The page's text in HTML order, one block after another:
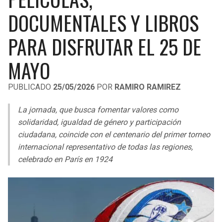
LIGA DE EXPANSIÓN MX
LEAGUES CUP
UEFA EUROPA LEAGUE
UEFA CONFERENCE LEAGUE
MLS
COPA LIBERTADORES
LIGA BETPLAY
RAIDERS
CHARGERS
RAVENS
TEXANS
CAVALIERS
PISTONS
PACERS
HEAT
DOCUMENTALES Y LIBROS
PARA DISFRUTAR EL 25 DE
MAYO
PUBLICADO 25/05/2026 POR RAMIRO RAMIREZ
La jornada, que busca fomentar valores como
solidaridad, igualdad de género y participación
ciudadana, coincide con el centenario del primer torneo
internacional representativo de todas las regiones,
celebrado en París en 1924